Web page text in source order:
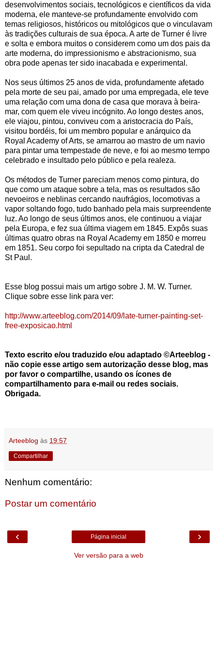
desenvolvimentos sociais, tecnológicos e científicos da vida
moderna, ele manteve-se profundamente envolvido com
temas religiosos, históricos ou mitológicos que o vinculavam
às tradições culturais de sua época. A arte de Turner é livre
e solta e embora muitos o considerem como um dos pais da
arte moderna, do impressionismo e abstracionismo, sua
obra pode apenas ter sido inacabada e experimental.
Nos seus últimos 25 anos de vida, profundamente afetado
pela morte de seu pai, amado por uma empregada, ele teve
uma relação com uma dona de casa que morava à beira-
mar, com quem ele viveu incógnito. Ao longo destes anos,
ele viajou, pintou, conviveu com a aristocracia do País,
visitou bordéis, foi um membro popular e anárquico da
Royal Academy of Arts, se amarrou ao mastro de um navio
para pintar uma tempestade de neve, e foi ao mesmo tempo
celebrado e insultado pelo público e pela realeza.
Os métodos de Turner pareciam menos como pintura, do
que como um ataque sobre a tela, mas os resultados são
nevoeiros e neblinas cercando naufrágios, locomotivas a
vapor soltando fogo, tudo banhado pela mais surpreendente
luz. Ao longo de seus últimos anos, ele continuou a viajar
pela Europa, e fez sua última viagem em 1845. Expôs suas
últimas quatro obras na Royal Academy em 1850 e morreu
em 1851. Seu corpo foi sepultado na cripta da Catedral de
St Paul.
Esse blog possui mais um artigo sobre J. M. W. Turner.
Clique sobre esse link para ver:
http://www.arteeblog.com/2014/09/late-turner-painting-set-
free-exposicao.html
Texto escrito e/ou traduzido e/ou adaptado ©Arteeblog -
não copie esse artigo sem autorização desse blog, mas
por favor o compartilhe, usando os ícones de
compartilhamento para e-mail ou redes sociais.
Obrigada.
Arteeblog às 19:57
Compartilhar
Nenhum comentário:
Postar um comentário
‹ ›
Página inicial
Ver versão para a web